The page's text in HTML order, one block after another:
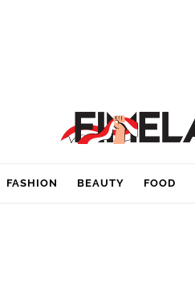
FASHION BEAUTY FOOD